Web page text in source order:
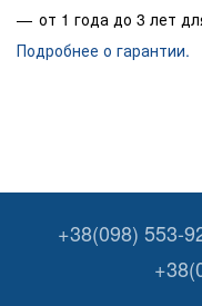
от 1 года до 3 лет
Подробнее о гарантии.
+38(098) 553-